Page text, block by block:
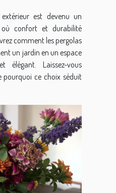
est devenu un
confort et durabilité
comment les pergolas
un jardin en un espace
élégant. Laissez-vous
pourquoi ce choix séduit